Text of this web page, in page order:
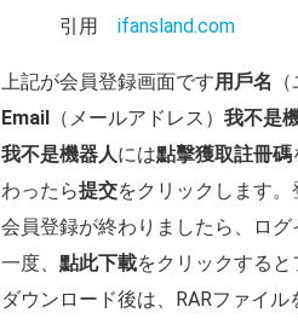
引用 ifansland.com
上記が会員登録画面です用戶名
Email （メールアドレス） 我不是
我不是機器人には點擊獲取註冊碼
わったら提交をクリックします。
会員登録が終わりましたら、ロ
一度、 點此下載をクリックすると
ダウンロード後は、RARファイ